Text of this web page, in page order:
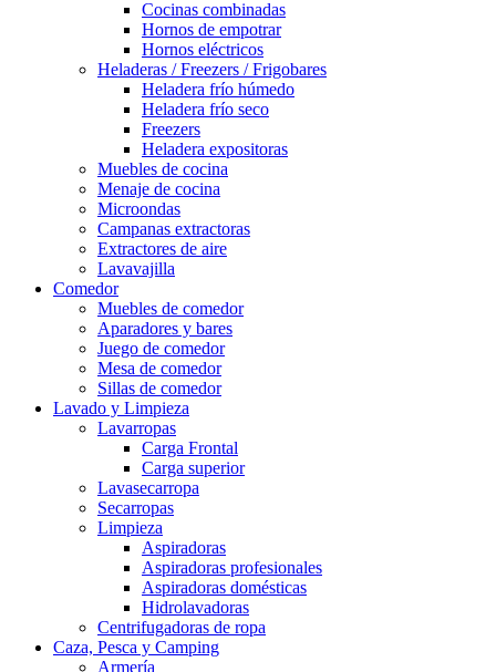
Cocinas combinadas
Hornos de empotrar
Hornos eléctricos
Heladeras / Freezers / Frigobares
Heladera frío húmedo
Heladera frío seco
Freezers
Heladera expositoras
Muebles de cocina
Menaje de cocina
Microondas
Campanas extractoras
Extractores de aire
Lavavajilla
Comedor
Muebles de comedor
Aparadores y bares
Juego de comedor
Mesa de comedor
Sillas de comedor
Lavado y Limpieza
Lavarropas
Carga Frontal
Carga superior
Lavasecarropa
Secarropas
Limpieza
Aspiradoras
Aspiradoras profesionales
Aspiradoras domésticas
Hidrolavadoras
Centrifugadoras de ropa
Caza, Pesca y Camping
Armería